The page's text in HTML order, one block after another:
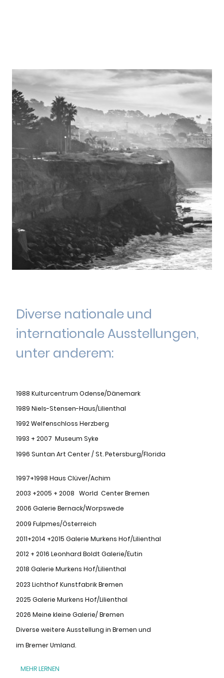
Diverse nationale und
internationale Ausstellungen,
unter anderem:
1988 Kulturcentrum Odense/Dänemark
1989 Niels-Stensen-Haus/Lilienthal
1992 Welfenschloss Herzberg
1993 + 2007 Museum Syke
1996 Suntan Art Center / St. Petersburg/Florida
1997+1998 Haus Clüver/Achim
2003 +2005 + 2008 World Center Bremen
2006 Galerie Bernack/Worpswede
2009 Fulpmes/Österreich
2011+2014 +2015 Galerie Murkens Hof/Lilienthal
2012 + 2016 Leonhard Boldt Galerie/Eutin
2018 Galerie Murkens Hof/Lilienthal
2023 Lichthof Kunstfabrik Bremen
2025 Galerie Murkens Hof/Lilienthal
2026 Meine kleine Galerie/ Bremen
Diverse weitere Ausstellung in Bremen und
im Bremer Umland.
MEHR LERNEN